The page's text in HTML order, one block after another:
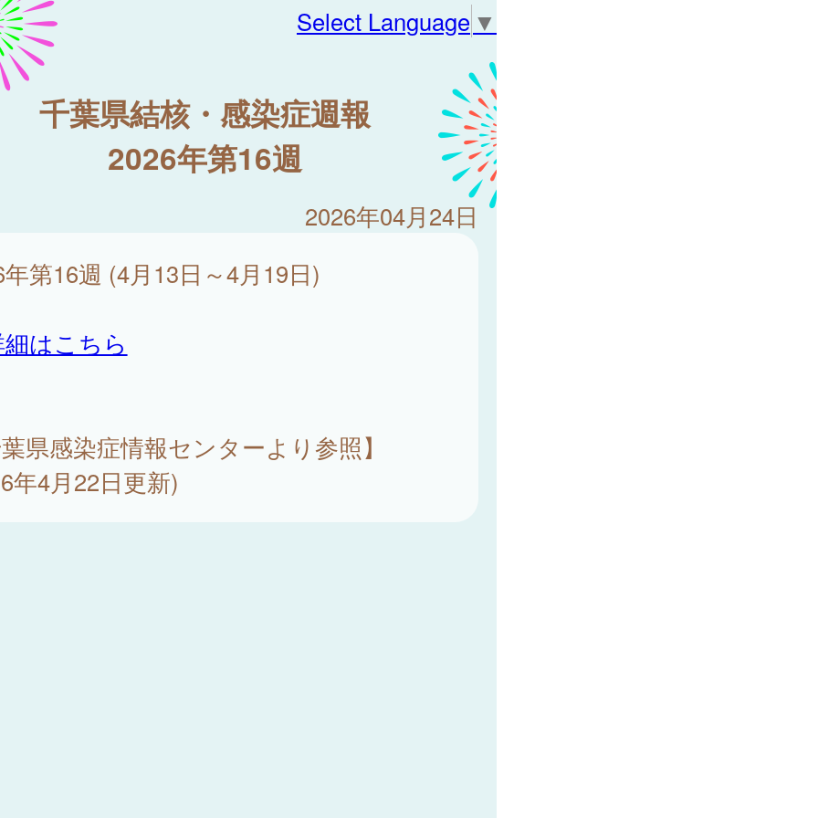
Select Language ▼
千葉県結核・感染症週報
2026年第16週
2026年04月24日
第16週 (4月13日～4月19日)
はこちら
県感染症情報センターより参照】
年4月22日更新)